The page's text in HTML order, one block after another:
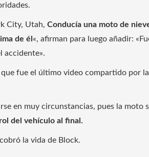
City, Utah, Conducía una moto de
de él «, afirman para luego añadir:
accidente».
fue el último video compartido por
en muy circunstancias, pues la moto
del vehículo al final.
la vida de Block.